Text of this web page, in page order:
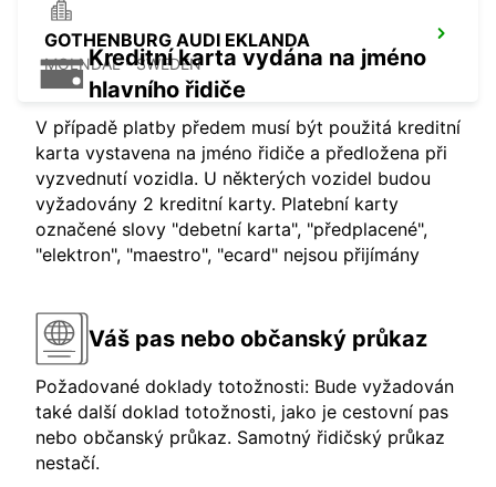
GOTHENBURG AUDI EKLANDA
MOLNDAL - SWEDEN
Kreditní karta vydána na jméno
hlavního řidiče
V případě platby předem musí být použitá kreditní
karta vystavena na jméno řidiče a předložena při
vyzvednutí vozidla. U některých vozidel budou
vyžadovány 2 kreditní karty. Platební karty
označené slovy "debetní karta", "předplacené",
"elektron", "maestro", "ecard" nejsou přijímány
Váš pas nebo občanský průkaz
Požadované doklady totožnosti: Bude vyžadován
také další doklad totožnosti, jako je cestovní pas
nebo občanský průkaz. Samotný řidičský průkaz
nestačí.